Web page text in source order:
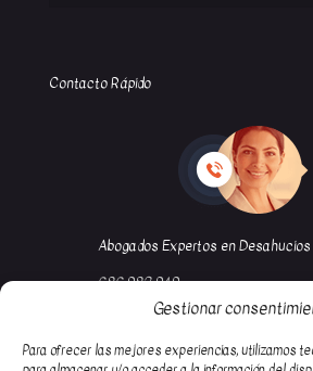
Gestionar
Para ofrecer las mejores experiencias, utilizamos
Contacto Rápido
Abogados Expertos en Desahucios
686 982 949
91 116 67 58
abogada@garciademuro.com